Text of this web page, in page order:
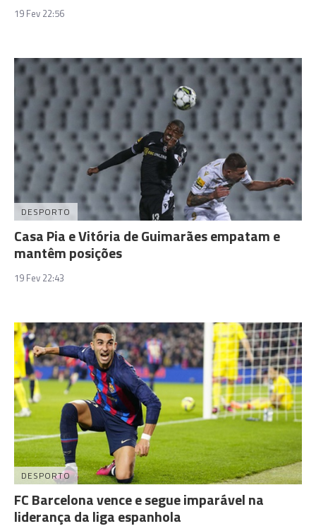
19 Fev 22:56
DESPORTO
Casa Pia e Vitória de Guimarães empatam e
mantêm posições
19 Fev 22:43
DESPORTO
FC Barcelona vence e segue imparável na
liderança da liga espanhola